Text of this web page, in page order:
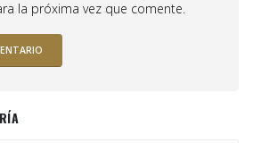
la próxima vez que comente.